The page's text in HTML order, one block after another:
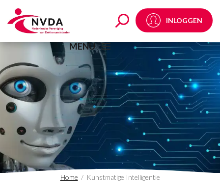
Kunstmatige INLOGGEN
MENU
Home / Kunstmatige Intelligentie